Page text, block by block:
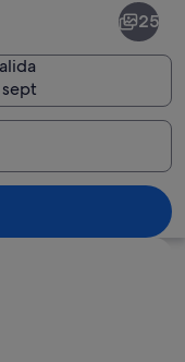
marítimo de madera que
25